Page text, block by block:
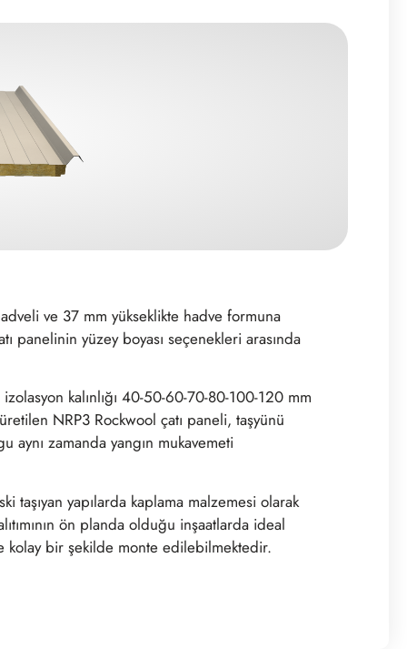
ve 37 mm yükseklikte hadve formuna
panelinin yüzey boyası seçenekleri arasında
kalınlığı 40-50-60-70-80-100-120 mm
NRP3 Rockwool çatı paneli, taşyünü
aynı zamanda yangın mukavemeti
taşıyan yapılarda kaplama malzemesi olarak
ön planda olduğu inşaatlarda ideal
kolay bir şekilde monte edilebilmektedir.